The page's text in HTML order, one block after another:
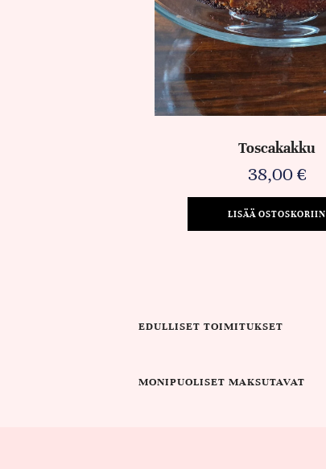
Toscakakku
38,00€
LISÄÄ OSTOSKORIIN
EDULLISET TOIMITUKSET
MONIPUOLISET MAKSUTAVAT